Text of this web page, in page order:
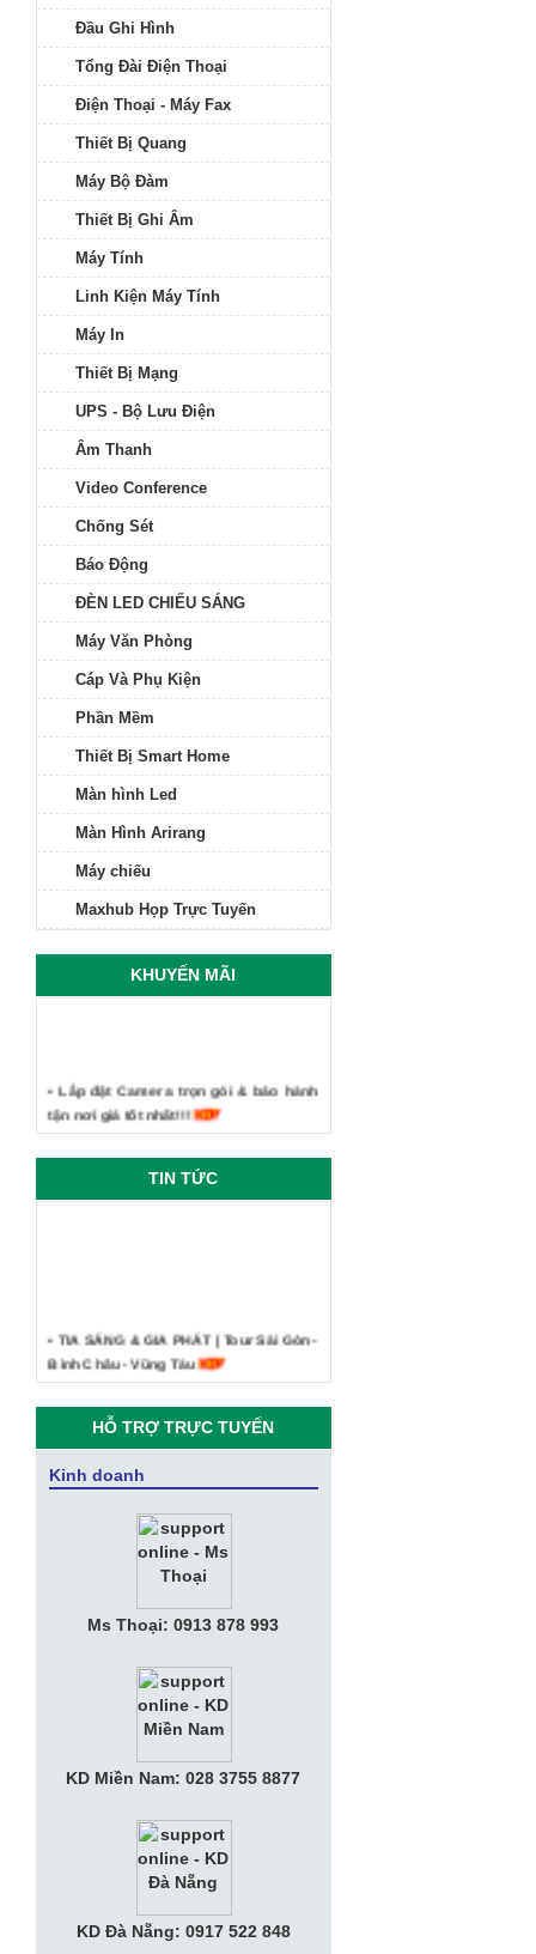
Đầu Ghi Hình
Tổng Đài Điện Thoại
Điện Thoại - Máy Fax
Thiết Bị Quang
Máy Bộ Đàm
Thiết Bị Ghi Âm
Máy Tính
Linh Kiện Máy Tính
Máy In
Thiết Bị Mạng
UPS - Bộ Lưu Điện
Âm Thanh
Video Conference
Chống Sét
Báo Động
ĐÈN LED CHIẾU SÁNG
Máy Văn Phòng
Cáp Và Phụ Kiện
Phần Mềm
Thiết Bị Smart Home
Màn hình Led
Màn Hình Arirang
Máy chiếu
Maxhub Họp Trực Tuyến
KHUYẾN MÃI
• Lắp đặt Camera trọn gói & bảo hành
tận nơi giá tốt nhất!!!
TIN TỨC
• TIA SÁNG & GIA PHÁT | Tour Sài Gòn -
Bình Châu - Vũng Tàu
Phan Thiết Mũi Né 2019
Vsmart sẽ sản xuất SmartHome,
• VNPT hỗ trợ Cổng thông tin giúp Hà
Nam, Phú Yên phát triển du lịch thông
• Thư Mời Họp Mặt "Kỷ Niệm 10 Năm
Thành Lập Tia Sáng Telecom"
• Nữ tướng KiotViet muốn đem phần
• Tuyển Nhân viên Kế Toán Văn phòng
• Apple muốn chia tay Amazon, tự làm
HỖ TRỢ TRỰC TUYẾN
Kinh doanh
Ms Thoại: 0913 878 993
KD Miền Nam: 028 3755 8877
KD Đà Nẵng: 0917 522 848